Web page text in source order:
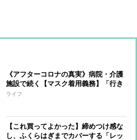
《アフターコロナの真実》病院・介護
施設で続く【マスク着用義務】「行き
すぎた感染対策によって生活から大切
ライフ
【これ買ってよかった】締めつけ感な
し、ふくらはぎまでカバーする「レッ